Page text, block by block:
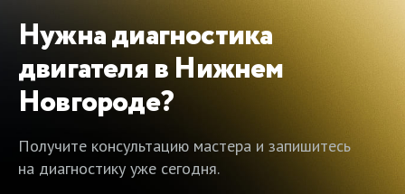
Нужна диагностика
двигателя в Нижнем
Новгороде?
Получите консультацию мастера и запишитесь
на диагностику уже сегодня.